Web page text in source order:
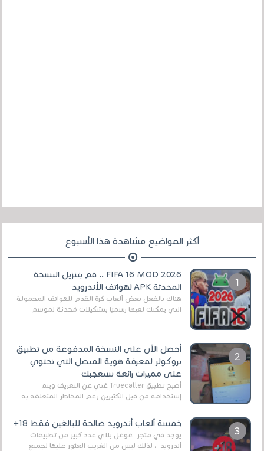
أكثر المواضيع مشاهدة هذا الأسبوع
FIFA 16 MOD 2026 .. قم بتنزيل النسخة
المحدثة APK لهواتف الأندرويد
هناك بالفعل بعض ألعاب كرة القدم للهواتف المحمولة
التي يمكنك لعبها رسميًا بتشكيلات مُحدثة لموسم
أحصل الآن على النسخة المدفوعة من تطبيق
تروكولر لمعرفة هوية المتصل التي تحتوي
على مميزات رائعة ستعجبك
أصبح تطبيق Truecaller غني عن التعريف ويتم
إستخدامه من قبل الكثيرين رغم المخاطر المتعلقه به
خمسة ألعاب أندرويد صالحة للبالغين فقط 18+
يوجد في متجر غوغل بلاي عدد كبير من تطبيقات
أندرويد ، لذلك ليس من الغريب العثور عليها لجميع